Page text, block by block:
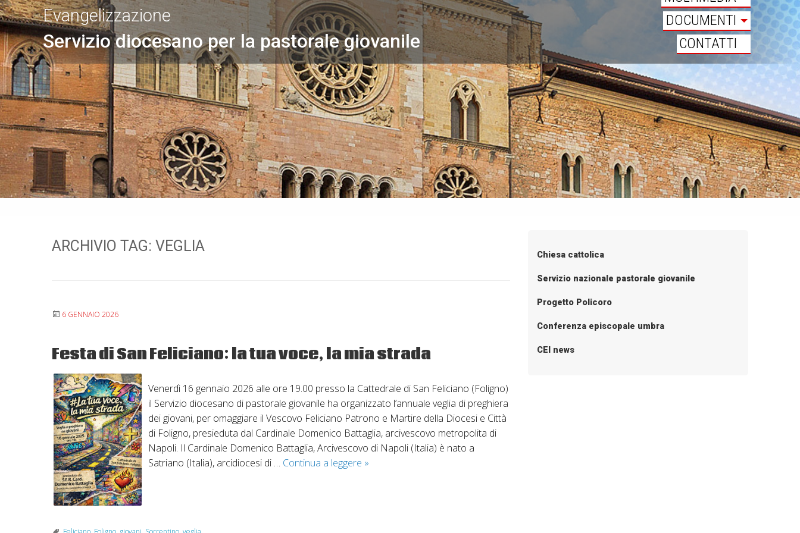
Servizio diocesano per la pastorale giovanile
Evangelizzazione
DOCUMENTI
CONTATTI
ARCHIVIO TAG: VEGLIA
6 GENNAIO 2026
Festa di San Feliciano: la tua voce, la mia strada
Venerdì 16 gennaio 2026 alle ore 19.00 presso la Cattedrale di San Feliciano (Foligno)
il Servizio diocesano di pastorale giovanile ha organizzato l’annuale veglia di preghiera
dei giovani, per omaggiare il Vescovo Feliciano Patrono e Martire della Diocesi e Città
di Foligno, presieduta dal Cardinale Domenico Battaglia, arcivescovo metropolita di
Napoli. Il Cardinale Domenico Battaglia, Arcivescovo di Napoli (Italia) è nato a
Satriano (Italia), arcidiocesi di … Continua a leggere Festa
»
Chiesa cattolica
Servizio nazionale pastorale giovanile
Progetto Policoro
Conferenza episcopale umbra
CEI news